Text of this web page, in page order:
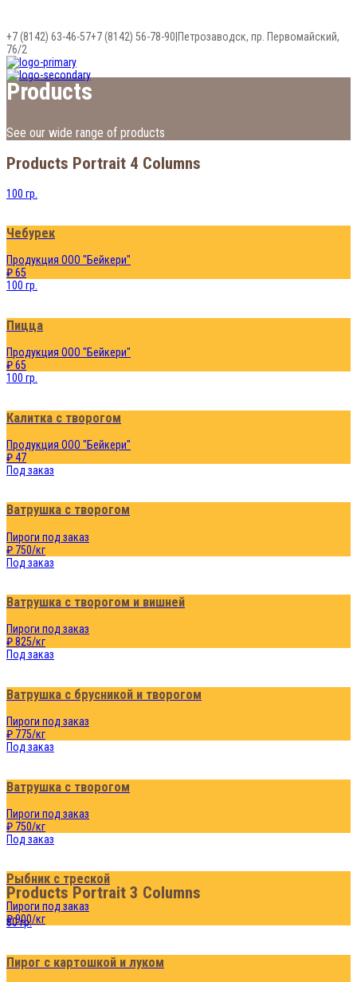
+7 (8142) 63-46-57+7 (8142) 56-78-90 Петрозаводск, пр. Первомайский,
76/2
Products
See our wide range of products
Products Portrait 4 Columns
100 гр.
Чебурек
Продукция ООО "Бейкери"
₽ 65
100 гр.
Пицца
Продукция ООО "Бейкери"
₽ 65
100 гр.
Калитка с творогом
Продукция ООО "Бейкери"
₽ 47
Под заказ
Ватрушка с творогом
Пироги под заказ
₽ 750/кг
Под заказ
Ватрушка с творогом и вишней
Пироги под заказ
₽ 825/кг
Под заказ
Ватрушка с брусникой и творогом
Пироги под заказ
₽ 775/кг
Под заказ
Ватрушка с творогом
Пироги под заказ
₽ 750/кг
Под заказ
Рыбник с треской
Пироги под заказ
₽ 900/кг
Products Portrait 3 Columns
80 гр.
Пирог с картошкой и луком